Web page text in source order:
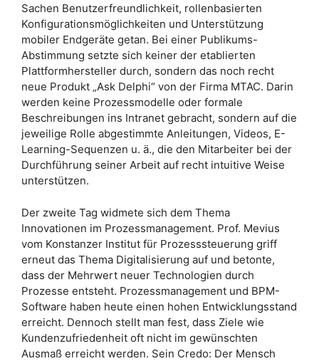
Sachen Benutzerfreundlichkeit, rollenbasierten
Konfigurationsmöglichkeiten und Unterstützung
mobiler Endgeräte getan. Bei einer Publikums-
Abstimmung setzte sich keiner der etablierten
Plattformhersteller durch, sondern das noch recht
neue Produkt „Ask Delphi“ von der Firma MTAC. Darin
werden keine Prozessmodelle oder formale
Beschreibungen ins Intranet gebracht, sondern auf die
jeweilige Rolle abgestimmte Anleitungen, Videos, E-
Learning-Sequenzen u. ä., die den Mitarbeiter bei der
Durchführung seiner Arbeit auf recht intuitive Weise
unterstützen.
Der zweite Tag widmete sich dem Thema
Innovationen im Prozessmanagement. Prof. Mevius
vom Konstanzer Institut für Prozesssteuerung griff
erneut das Thema Digitalisierung auf und betonte,
dass der Mehrwert neuer Technologien durch
Prozesse entsteht. Prozessmanagement und BPM-
Software haben heute einen hohen Entwicklungsstand
erreicht. Dennoch stellt man fest, dass Ziele wie
Kundenzufriedenheit oft nicht im gewünschten
Ausmaß erreicht werden. Sein Credo: Der Mensch